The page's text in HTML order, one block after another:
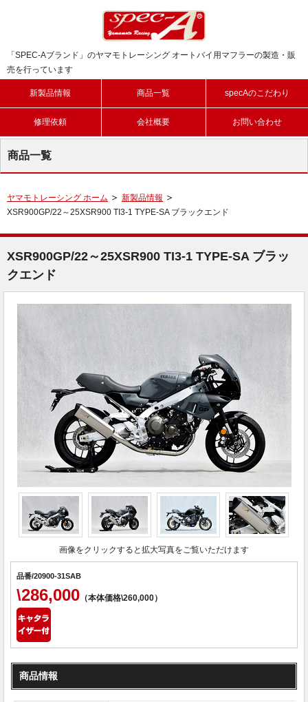
「SPEC-Aブランド」のヤマモトレーシング オートバイ用マフラーの製造・販
売を行っています
新製品情報 商品一覧 specAのこだわり
修理依頼 会社概要 お問い合わせ
商品一覧
ヤマモトレーシング ホーム
新製品情報
XSR900GP/22～25XSR900 TI3-1 TYPE-SA ブラックエンド
XSR900GP/22～25XSR900 TI3-1 TYPE-SA ブラッ
クエンド
画像をクリックすると拡大写真をご覧いただけます
品番/20900-31SAB
\286,000 （本体価格\260,000）
商品情報